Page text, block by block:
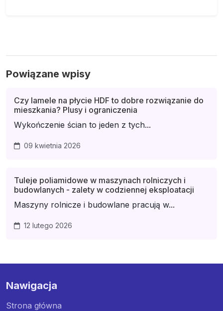
Powiązane wpisy
Czy lamele na płycie HDF to dobre rozwiązanie do
mieszkania? Plusy i ograniczenia
Wykończenie ścian to jeden z tych...
09 kwietnia 2026
Tuleje poliamidowe w maszynach rolniczych i
budowlanych - zalety w codziennej eksploatacji
Maszyny rolnicze i budowlane pracują w...
12 lutego 2026
Nawigacja
Strona główna